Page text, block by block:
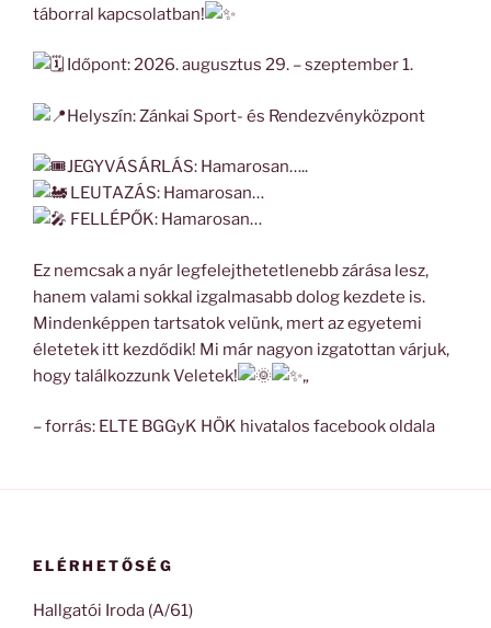
táborral kapcsolatban!
Időpont: 2026. augusztus 29. – szeptember 1.
Helyszín: Zánkai Sport- és Rendezvényközpont
JEGYVÁSÁRLÁS: Hamarosan…..
LEUTAZÁS: Hamarosan…
FELLÉPŐK: Hamarosan…
Ez nemcsak a nyár legfelejthetetlenebb zárása lesz,
hanem valami sokkal izgalmasabb dolog kezdete is.
Mindenképpen tartsatok velünk, mert az egyetemi
életetek itt kezdődik! Mi már nagyon izgatottan várjuk,
hogy találkozzunk Veletek!
„
– forrás: ELTE BGGyK HÖK hivatalos facebook oldala
ELÉRHETŐSÉG
Hallgatói Iroda (A/61)